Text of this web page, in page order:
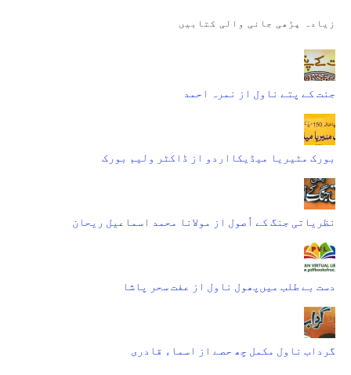
زیادہ پڑھی جانی والی کتابیں
جنت کے پتے ناول از نمرہ احمد
بورک مٹیریا میڈیکااردو از ڈاکٹر ولیم بورک
نظریاتی جنگ کے اُصول از مولانا محمد اسماعیل ریحان
دست بے طلب میں‌پھول ناول از عفت سحر پاشا
گرداب ناول مکمل چھ حصے از اسماء قادری